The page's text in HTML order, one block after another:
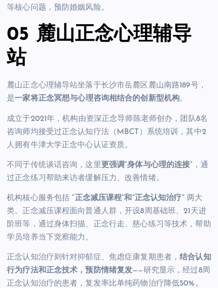
等核心问题，预防婚姻风险。
05 麓山正念心理辅导
站
麓山正念心理辅导站坐落于长沙市岳麓区麓山南路189号，
是一家将正念冥想与心理咨询相结合的创新型机构。
成立于2021年，机构由资深正念导师陈老师创办，团队8名
咨询师均接受过正念认知疗法（MBCT）系统培训，其中2
人拥有牛津大学正念中心认证资质。
不同于传统谈话咨询，这里 更强调“身体与心理的连接” ，通
过正念练习帮助来访者缓解压力、改善情绪。
机构核心服务包括“正念减压课程”和“正念认知治疗”两大
类。正念减压课程面向普通人群，开设8周基础班、21天进
阶班等，通过身体扫描、正念行走、慈心练习等技术，帮助
学员培养当下觉察能力。
正念认知治疗则针对抑郁症、焦虑症康复期患者，结合认知
行为疗法和正念技术，预防情绪复发——研究显示，经过8周
正念认知治疗的患者，复发率比单纯药物治疗降低50%。